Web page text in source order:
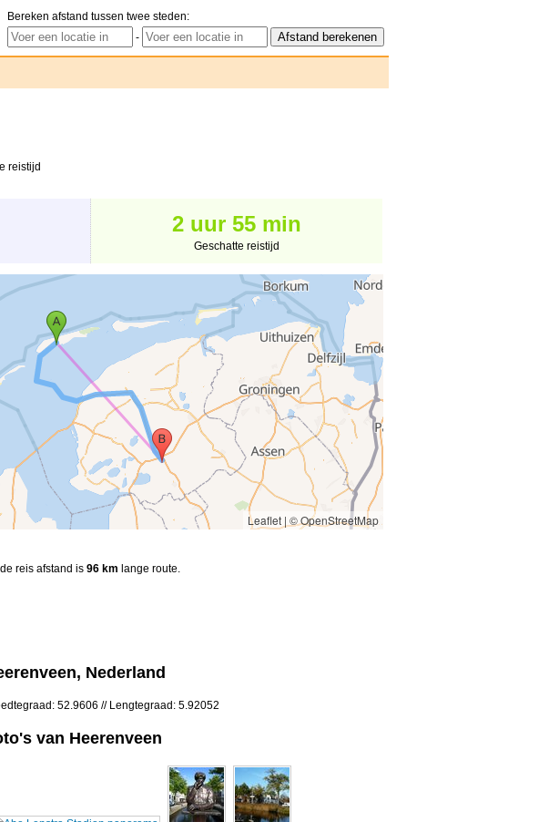
Bereken afstand tussen twee steden:
-
reistijd
2 uur 55 min
Geschatte reistijd
Leaflet | © OpenStreetMap
reis afstand is 96 km lange route.
Nederland
52.9606 // Lengtegraad: 5.92052
van Heerenveen